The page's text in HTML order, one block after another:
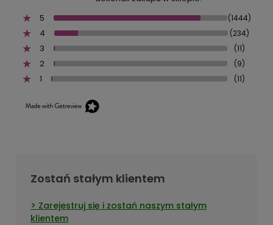
5
(1444)
4 (234)
3 (11)
2 (9)
1 (11)
Zostań stałym klientem
Zarejestruj się i zostań naszym stałym
klientem